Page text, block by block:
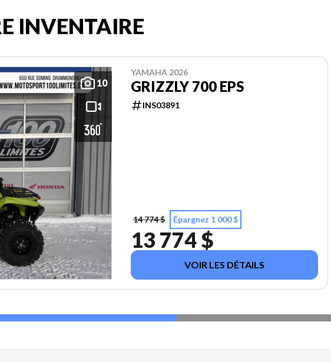
INVENTAIRE
10
YAMAHA 2026
GRIZZLY 700 EPS
INS03891
14 774 $ Épargnez 1 000 $
13 774 $
VOIR LES DÉTAILS